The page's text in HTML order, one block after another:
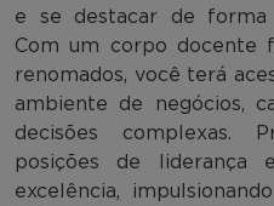
e se destacar de forma
Com um corpo docente
renomados, você terá
ambiente de negócios,
decisões complexas.
posições de liderança
excelência,